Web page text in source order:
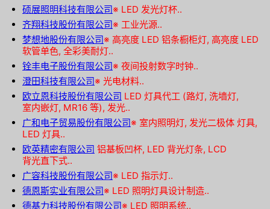
硕展照明科技有限公司※ LED 发光灯杯..
齐翔科技股份有限公司※ 工业光源..
梦想地股份有限公司※ 高亮度 LED 铝条橱柜灯, 高亮度 LED
软管单色, 全彩美耐灯..
铨丰电子股份有限公司※ 夜间投射数字时钟..
澄田科技有限公司※ 光电材料..
欧立恩科技股份有限公司 LED 灯具代工 (路灯, 洗墙灯,
室内嵌灯, MR16 等), 发光..
广和电子贸易股份有限公司※ 室内照明灯, 发光二极体 灯具,
LED 灯具..
欧英精密有限公司 铝基板凹杯, LED 背光灯条, LCD
背光直下式..
广容科技股份有限公司※ LED 指示灯..
德恩斯实业有限公司※ LED 照明灯具设计制造..
德基力科技股份有限公司※ LED 照明系统..